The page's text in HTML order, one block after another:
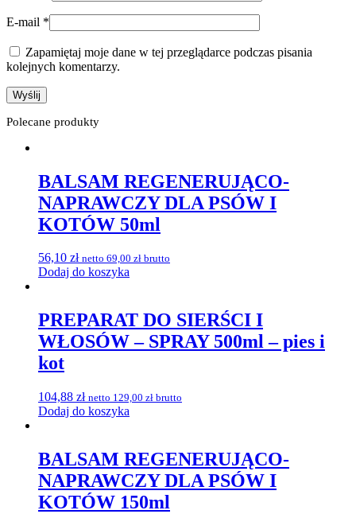
E-mail *
Zapamiętaj moje dane w tej przeglądarce podczas pisania
kolejnych komentarzy.
Polecane produkty
BALSAM REGENERUJĄCO-
NAPRAWCZY DLA PSÓW I
KOTÓW 50ml
56,10 zł netto 69,00 zł brutto
Dodaj do koszyka
PREPARAT DO SIERŚCI I
WŁOSÓW – SPRAY 500ml – pies i
kot
104,88 zł netto 129,00 zł brutto
Dodaj do koszyka
BALSAM REGENERUJĄCO-
NAPRAWCZY DLA PSÓW I
KOTÓW 150ml